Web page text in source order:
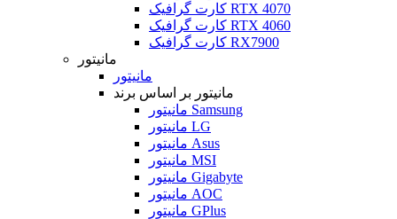
کارت گرافیک RTX 4070
کارت گرافیک RTX 4060
کارت گرافیک RX7900
مانیتور
مانیتور
مانیتور بر اساس برند
مانیتور Samsung
مانیتور LG
مانیتور Asus
مانیتور MSI
مانیتور Gigabyte
مانیتور AOC
مانیتور GPlus